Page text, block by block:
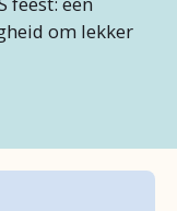
om lekker